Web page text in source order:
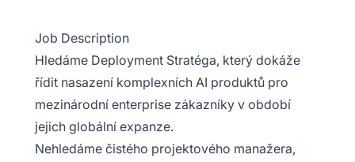
Job Description
Hledáme Deployment Stratéga, který dokáže
řídit nasazení komplexních AI produktů pro
mezinárodní enterprise zákazníky v období
jejich globální expanze.
Nehledáme čistého projektového manažera,